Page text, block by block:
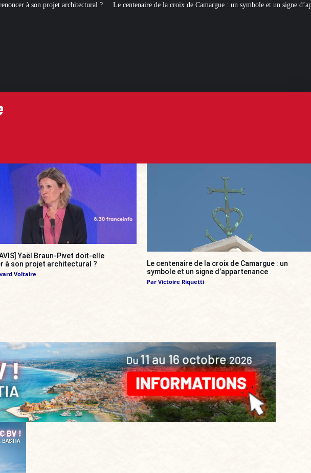
? Le centenaire de la croix de Camargue : un symbole et un signe d’appartenance
AVIS] Yaël Braun-Pivet doit-elle
à son projet architectural ?
Voltaire
Le centenaire de la croix de Camargue : un
symbole et un signe d’appartenance
Par Victoire Riquetti